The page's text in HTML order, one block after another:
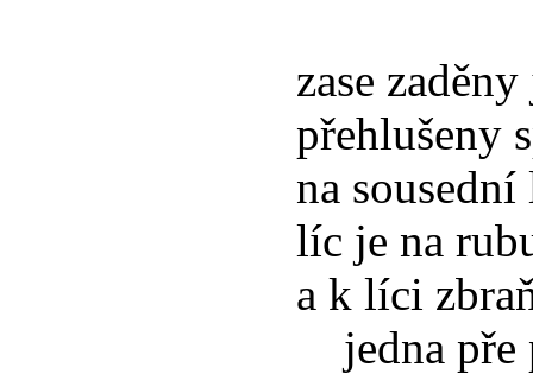
zase
přehlušeny
na
líc je na
a k líci
jedna pře